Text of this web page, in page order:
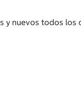
y nuevos todos los